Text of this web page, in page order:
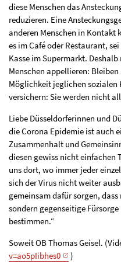
diese Menschen das
reduzieren. Eine
anderen Menschen in Kontakt
es im Café oder Restaurant,
Kasse im Supermarkt.
Menschen appellieren: Bleiben
Möglichkeit jeglichen sozialen
versichern: Sie werden nicht
Liebe Düsseldorferinnen und
die Corona Epidemie ist auch
Zusammenhalt und
diesen gewiss nicht einfachen
uns dort, wo immer jeder
sich der Virus nicht weiter
gemeinsam dafür sorgen,
sondern gegenseitige
bestimmen.“
Soweit OB Thomas Geisel.
v=ao5pIibhes0
)